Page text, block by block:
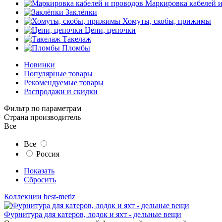
Маркировка кабелей
Заклёпки
Хомуты, скобы, прижимы
Цепи, цепочки
Такелаж
Пломбы
Новинки
Популярные товары
Рекомендуемые товары
Распродажи и скидки
Фильтр по параметрам
Страна производитель
Все
Все
Россия
Показать
Сбросить
Коллекции best-metiz
Фурнитура для катеров, лодок и яхт - дельные вещи